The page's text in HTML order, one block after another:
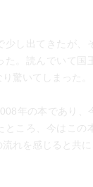
少し出てきたが、
た。読んでいて国
驚いてしまった。
年の本であり、
ところ、今はこの
れを感じると共に